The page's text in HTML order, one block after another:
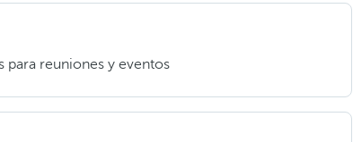
para reuniones y eventos